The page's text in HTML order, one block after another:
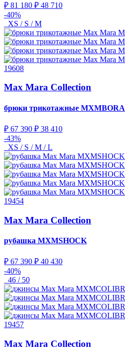
₽ 81 180 ₽ 48 710
-40%
XS / S / M
19608
Max Mara Collection
брюки трикотажные MXMBORA
₽ 67 390 ₽ 38 410
-43%
XS / S / M / L
19454
Max Mara Collection
рубашка MXMSHOCK
₽ 67 390 ₽ 40 430
-40%
46 / 50
19457
Max Mara Collection